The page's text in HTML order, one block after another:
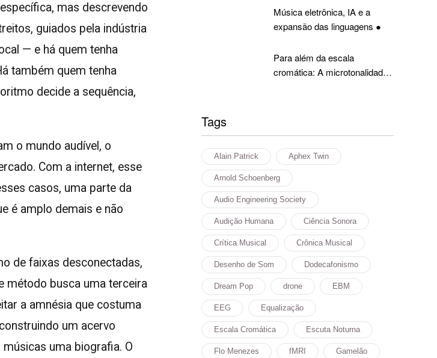
mas descrevendo
guiados pela indústria
— e há quem tenha
também quem tenha
decide a sequência,
o mundo audível, o
Com a internet, esse
casos, uma parte da
é amplo demais e não
de faixas desconectadas,
método busca uma terceira
a amnésia que costuma
um acervo
uma biografia. O
Música eletrônica, IA e a
expansão das linguagens ●
Para além da escala
cromática: A microtonalidade
Tags
Alain Patrick Aphex Twin
Arnold Schoenberg
Audio Engineering Society
Audição Humana Ciência Sonora
Crítica Musical Crônica Musical
Desenho de Som Dodecafonismo
Dream Pop drone EBM
EEG Equalização
Escala Cromática Escuta Noturna
Flo Menezes fMRI Gamelão